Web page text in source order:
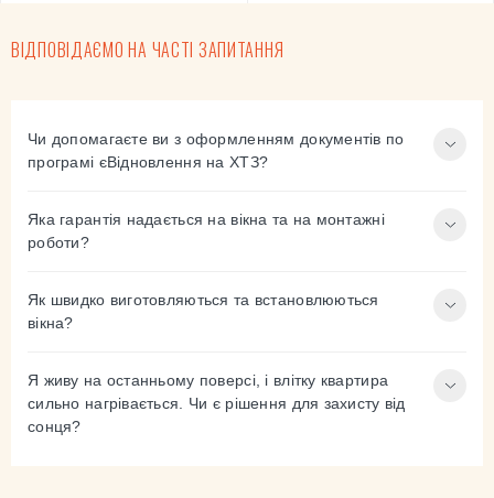
ВІДПОВІДАЄМО НА ЧАСТІ ЗАПИТАННЯ
Чи допомагаєте ви з оформленням документів по
програмі єВідновлення на ХТЗ?
Яка гарантія надається на вікна та на монтажні
роботи?
Як швидко виготовляються та встановлюються
вікна?
Я живу на останньому поверсі, і влітку квартира
сильно нагрівається. Чи є рішення для захисту від
сонця?